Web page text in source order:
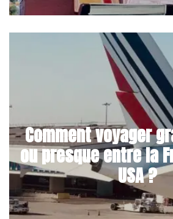
Comment voyager
ou presque entre la
USA ?